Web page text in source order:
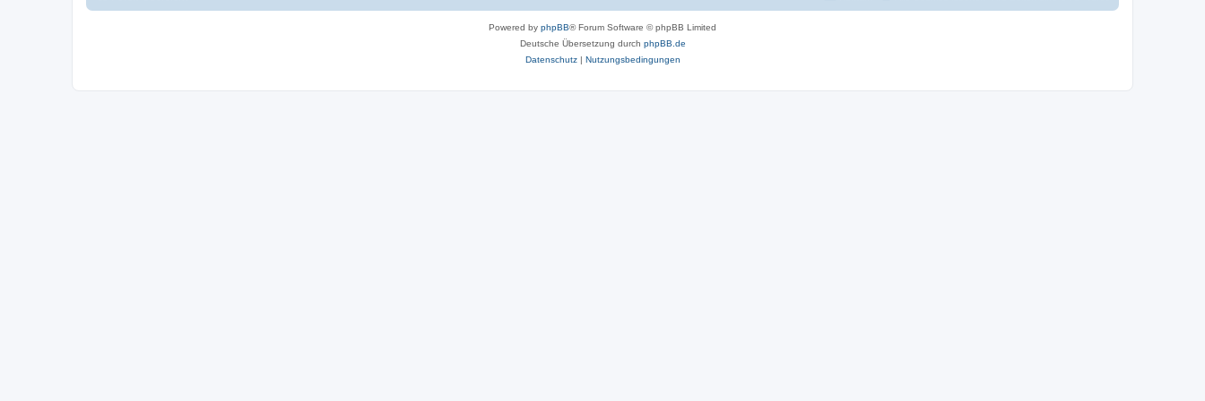
Powered by phpBB® Forum Software © phpBB Limited
Deutsche Übersetzung durch phpBB.de
Datenschutz| Nutzungsbedingungen